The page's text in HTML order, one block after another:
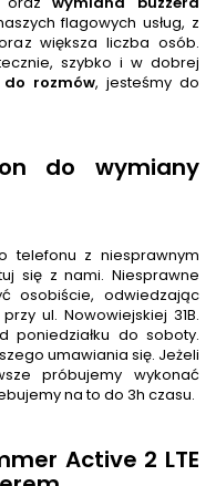
flagowych usług, z
większa liczba osób.
szybko i w dobrej
do rozmów, jesteśmy do
do wymiany
telefonu z niesprawnym
się z nami. Niesprawne
osobiście, odwiedzając
ul. Nowowiejskiej 31B.
poniedziałku do soboty.
umawiania się. Jeżeli
próbujemy wykonać
na to do 3h czasu.
Active 2 LTE